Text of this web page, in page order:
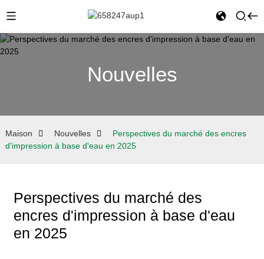
Nouvelles
Maison Nouvelles
Perspectives du marché des encres
d'impression à base d'eau en 2025
Perspectives du marché des
encres d'impression à base d'eau
en 2025